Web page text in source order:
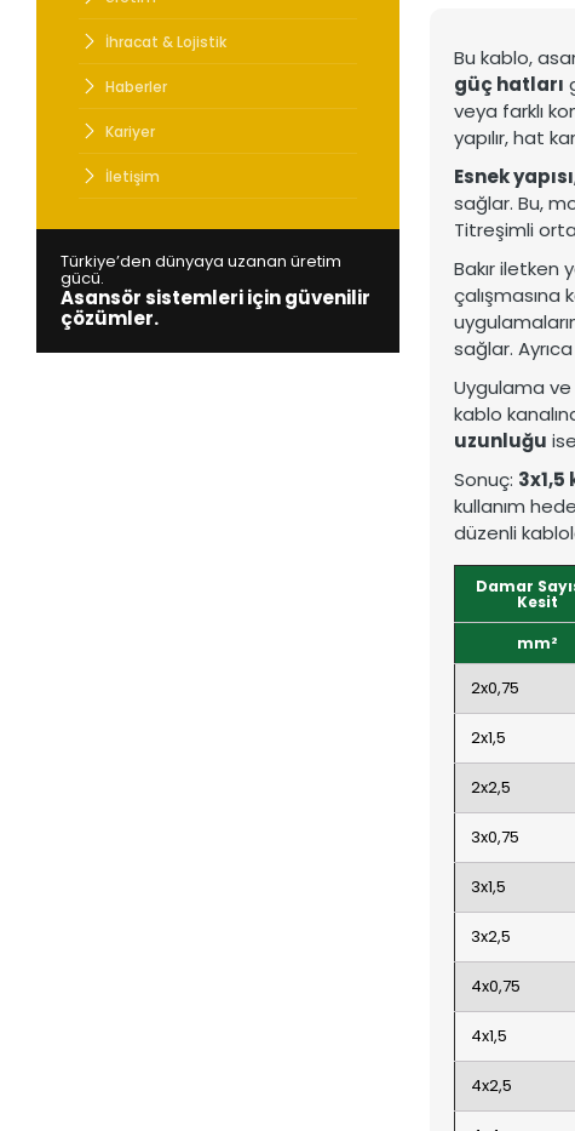
İhracat & Lojistik
Haberler
Kariyer
İletişim
Türkiye’den dünyaya uzanan üretim
gücü.
Asansör sistemleri için güvenilir
çözümler.
Bu kablo,
güç hatları
veya farklı
yapılır, hat
Esnek yapısı
sağlar. Bu,
Titreşimli
Bakır iletken
çalışmasına
sağlar.
Uygulama
kablo
uzunluğu
Sonuç: 3x1,5
kullanım
düzenli
Damar
Kesit
mm²
2x0,75
2x1,5
2x2,5
3x0,75
3x1,5
3x2,5
4x0,75
4x1,5
4x2,5